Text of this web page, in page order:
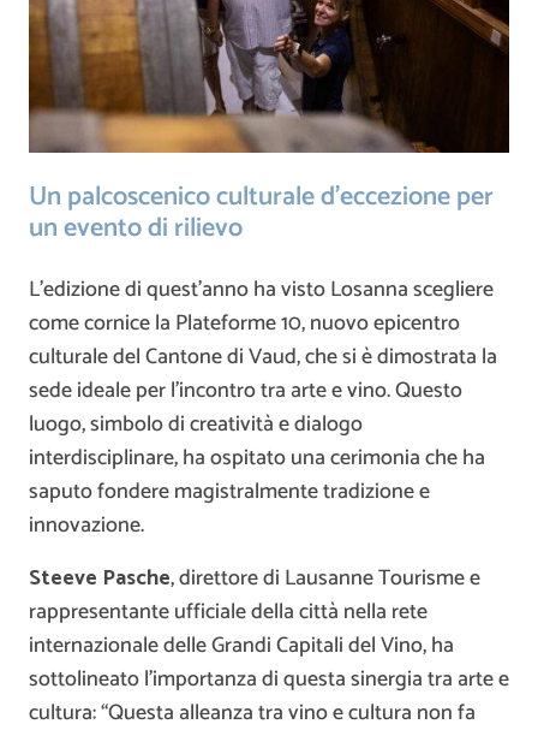
Un palcoscenico culturale d’eccezione per
un evento di rilievo
L’edizione di quest’anno ha visto Losanna scegliere
come cornice la Plateforme 10, nuovo epicentro
culturale del Cantone di Vaud, che si è dimostrata la
sede ideale per l’incontro tra arte e vino. Questo
luogo, simbolo di creatività e dialogo
interdisciplinare, ha ospitato una cerimonia che ha
saputo fondere magistralmente tradizione e
innovazione.
Steeve Pasche, direttore di Lausanne Tourisme e
rappresentante ufficiale della città nella rete
internazionale delle Grandi Capitali del Vino, ha
sottolineato l’importanza di questa sinergia tra arte e
cultura: “Questa alleanza tra vino e cultura non fa